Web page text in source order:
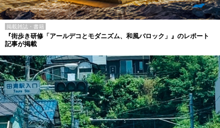
掲載雑誌・書籍
『街歩き研修「アールデコとモダニズム、和風バロック」』のレポート
記事が掲載